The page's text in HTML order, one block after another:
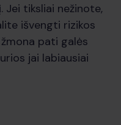
Jei tiksliai nežinote,
išvengti rizikos
pati galės
jai labiausiai